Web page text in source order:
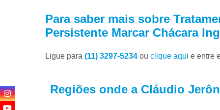
Para saber mais sobre
Persistente Marcar Chácara
Ligue para (11) 3297-5234 ou clique aqui e entre
Regiões onde a Cláudio